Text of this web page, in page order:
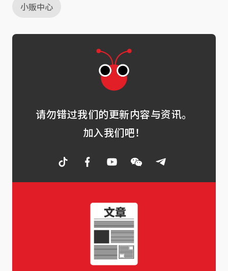
小贩中心
请勿错过我们的更新内容与资讯。
加入我们吧！